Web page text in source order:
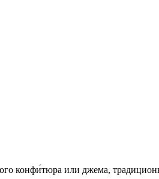
конфи́тюра или джема,